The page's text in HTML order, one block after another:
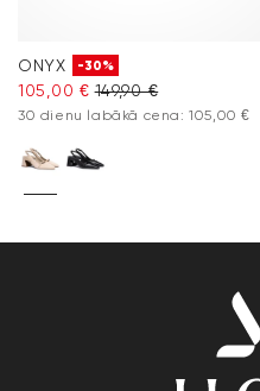
ONYX -30%
105,00 € 149,90 €
30 dienu labākā cena: 105,00 €